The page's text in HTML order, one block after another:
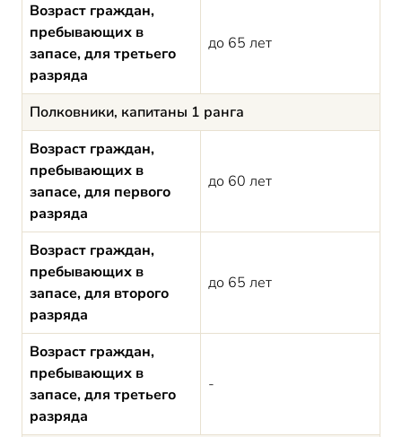
Возраст граждан,
пребывающих в
запасе, для третьего
разряда
до 65 лет
Полковники, капитаны 1 ранга
Возраст граждан,
пребывающих в
запасе, для первого
разряда
до 60 лет
Возраст граждан,
пребывающих в
запасе, для второго
разряда
до 65 лет
Возраст граждан,
пребывающих в
запасе, для третьего
разряда
-